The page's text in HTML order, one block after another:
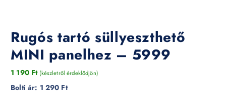
Rugós tartó süllyeszthető
MINI panelhez – 5999
1 190 Ft (készletről érdeklődjön)
Bolti ár: 1 290 Ft